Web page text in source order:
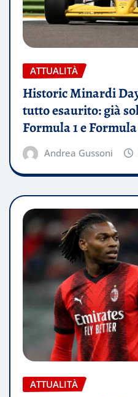
ATTUALITÀ
Historic Minardi
tutto esaurito: già
Formula 1 e
Andrea Gussoni
ATTUALITÀ